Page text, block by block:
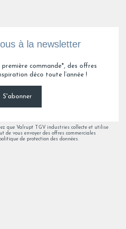
à la newsletter
commande*, des offres
déco toute l’année !
S'abonner
que Valrupt TGV industries collecte et utilise
de vous envoyer des offres commerciales
de protection des données.